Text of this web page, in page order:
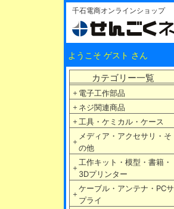
千石電商オンラインショップ
ようこそ ゲスト さん
カテゴリー一覧
＋ 電子工作部品
＋ ネジ関連商品
＋ 工具・ケミカル・ケース
＋
メディア・アクセサリ・そ
の他
＋
工作キット・模型・書籍・
3Dプリンター
＋
ケーブル・アンテナ・PCサ
プライ